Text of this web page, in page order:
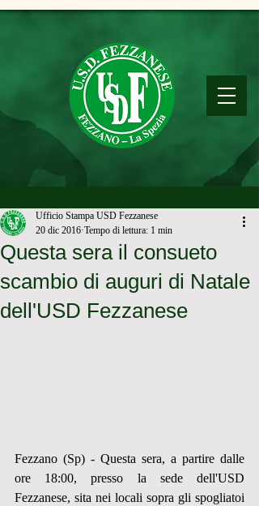
Questa sera il consueto
scambio di auguri di Natale
dell'USD Fezzanese
Ufficio Stampa USD Fezzanese
20 dic 2016 Tempo di lettura: 1 min
Fezzano (Sp) - Questa sera, a partire dalle
ore 18:00, presso la sede dell'USD
Fezzanese, sita nei locali sopra gli spogliatoi